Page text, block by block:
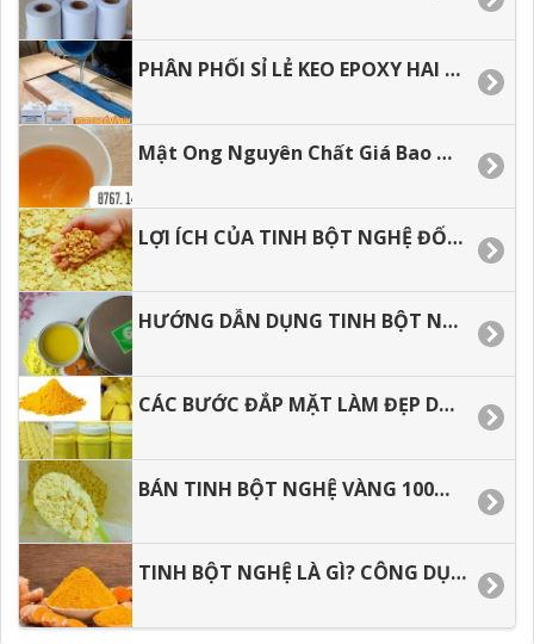
PHÂN PHỐI SỈ LẺ KEO EPOXY HAI THÀNH PHẦN ĐỔ BÀN, ĐỔ KHUÔN.
Mật Ong Nguyên Chất Giá Bao Nhiêu 1 LÍT
LỢI ÍCH CỦA TINH BỘT NGHỆ ĐỐI VỚI SỨC KHỎE
HƯỚNG DẪN DỤNG TINH BỘT NGHỆ HIỆU QUẢ TỐT NHẤT
CÁC BƯỚC ĐẮP MẶT LÀM ĐẸP DA VỚI TÍNH BỘT NGHỆ
BÁN TINH BỘT NGHỆ VÀNG 100% NGUYÊN CHẤT KHÔNG PHA TRỘN
TINH BỘT NGHỆ LÀ GÌ? CÔNG DỤNG TINH BỘT NGHỆ